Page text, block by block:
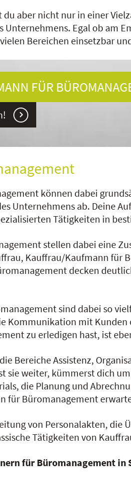
aber nicht nur in einer
Egal ob am
Bereichen einsetzbar
FÜR
können dabei
Unternehmens ab. Deine
Tätigkeiten in
stellen dabei eine
Kauffrau/Kaufmann für
decken
sind dabei so
Kommunikation mit
zu erledigen hast, ist
Bereiche Assistenz,
sie weiter, kümmerst dich
die Planung und
für Büromanagement
von Personalakten,
Tätigkeiten von
für Büromanagement in